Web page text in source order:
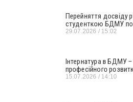
Перейняття досвіду
студенткою БДМУ по
29.07.2026 15:02
Інтернатура в БДМУ
професійного
15.07.2026 14:10